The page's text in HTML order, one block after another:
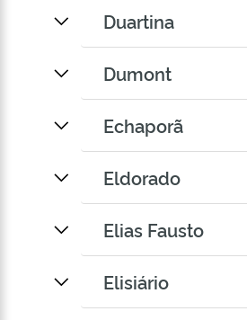
Duartina
Dumont
Echaporã
Eldorado
Elias Fausto
Elisiário